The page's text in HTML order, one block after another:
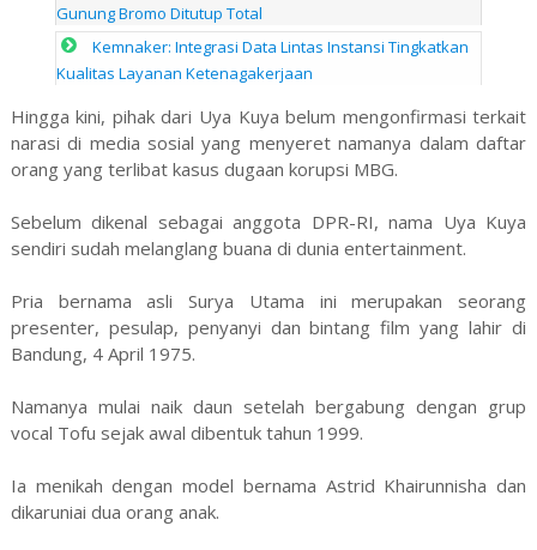
Gunung Bromo Ditutup Total
Kemnaker: Integrasi Data Lintas Instansi Tingkatkan
Kualitas Layanan Ketenagakerjaan
Hingga kini, pihak dari Uya Kuya belum mengonfirmasi terkait
narasi di media sosial yang menyeret namanya dalam daftar
orang yang terlibat kasus dugaan korupsi MBG.
Sebelum dikenal sebagai anggota DPR-RI, nama Uya Kuya
sendiri sudah melanglang buana di dunia entertainment.
Pria bernama asli Surya Utama ini merupakan seorang
presenter, pesulap, penyanyi dan bintang film yang lahir di
Bandung, 4 April 1975.
Namanya mulai naik daun setelah bergabung dengan grup
vocal Tofu sejak awal dibentuk tahun 1999.
Ia menikah dengan model bernama Astrid Khairunnisha dan
dikaruniai dua orang anak.